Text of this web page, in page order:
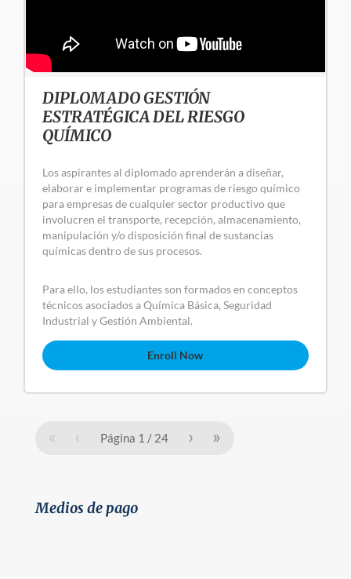
DIPLOMADO GESTIÓN
ESTRATÉGICA DEL RIESGO
QUÍMICO
Los aspirantes al diplomado aprenderán a diseñar,
elaborar e implementar programas de riesgo químico
para empresas de cualquier sector productivo que
involucren el transporte, recepción, almacenamiento,
manipulación y/o disposición final de sustancias
químicas dentro de sus procesos.
Para ello, los estudiantes son formados en conceptos
técnicos asociados a Química Básica, Seguridad
Industrial y Gestión Ambiental.
Enroll Now
« ‹ › »
Página 1 / 24
Medios de pago